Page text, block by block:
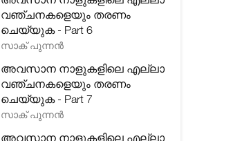
വഞ്ചനകളെയും തരണം
ചെയ്യുക - Part 6
സാക് പുന്നൻ
അവസാന നാളുകളിലെ എല്ലാ
വഞ്ചനകളെയും തരണം
ചെയ്യുക - Part 7
സാക് പുന്നൻ
അവസാന നാളുകളിലെ എല്ലാ